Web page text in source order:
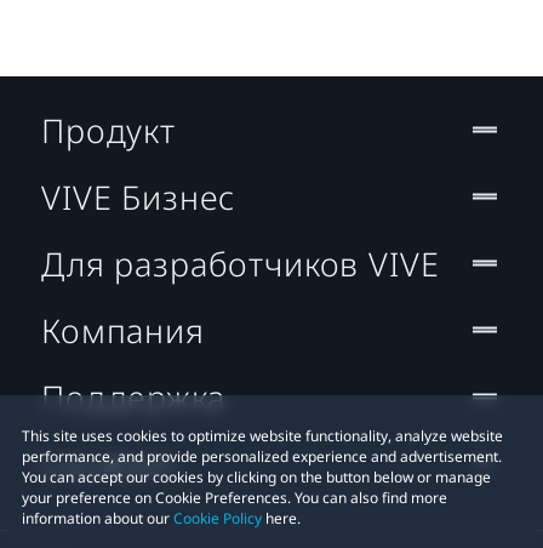
This site uses cookies to optimize website functionality, analyze website
performance, and provide personalized experience and advertisement.
You can accept our cookies by clicking on the button below or manage
your preference on Cookie Preferences. You can also find more
information about ourCookie Policy here.
Продукт
VIVE Бизнес
Для разработчиков VIVE
Компания
Поддержка
Location